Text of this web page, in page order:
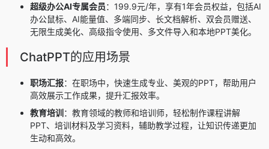
超级办公AI专属会员：199.9元/年，享有1年会员权益，包括AI
办公鼠标、AI能量值、多端同步、长文档解析、双会员赠送、
无限生成美化、高级指令使用、多文件导入和本地PPT美化。
ChatPPT的应用场景
职场汇报：在职场中，快速生成专业、美观的PPT，帮助用户
高效展示工作成果，提升汇报效率。
教育培训 ：教育领域的教师和培训师，轻松制作课程讲解
PPT、培训材料及学习资料，辅助教学过程，让知识传递更加
生动和高效。